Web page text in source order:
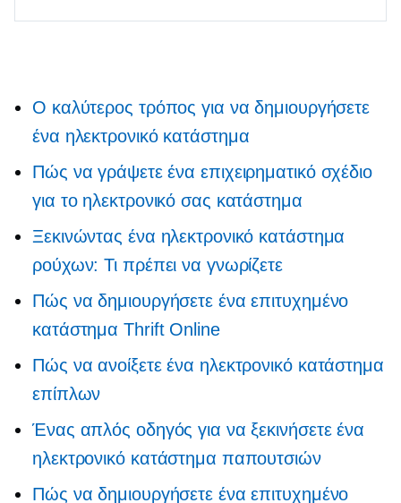
Ο καλύτερος τρόπος για να δημιουργήσετε
ένα ηλεκτρονικό κατάστημα
Πώς να γράψετε ένα επιχειρηματικό σχέδιο
για το ηλεκτρονικό σας κατάστημα
Ξεκινώντας ένα ηλεκτρονικό κατάστημα
ρούχων: Τι πρέπει να γνωρίζετε
Πώς να δημιουργήσετε ένα επιτυχημένο
κατάστημα Thrift Online
Πώς να ανοίξετε ένα ηλεκτρονικό κατάστημα
επίπλων
Ένας απλός οδηγός για να ξεκινήσετε ένα
ηλεκτρονικό κατάστημα παπουτσιών
Πώς να δημιουργήσετε ένα επιτυχημένο